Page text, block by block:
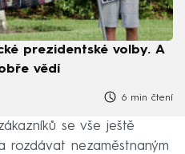
prezidentské volby. A
vědí
6 min čtení
se vše ještě
rozdávat nezaměstnaným